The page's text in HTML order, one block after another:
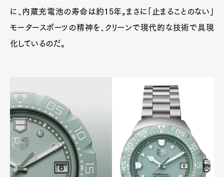
に、内蔵充電池の寿命は約15年。まさに「止まることのない」
モータースポーツの精神を、クリーンで現代的な技術で具現
化しているのだ。